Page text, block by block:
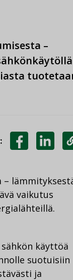
–
–
vaikutus
käyttöä
suotuisiin
ja